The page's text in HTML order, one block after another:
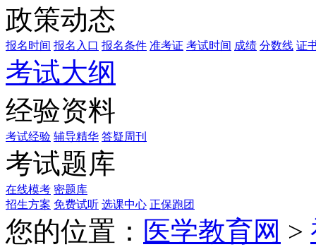
政策动态
报名时间 报名入口 报名条件 准考证 考试时间 成绩 分数线 证
考试大纲
经验资料
考试经验 辅导精华 答疑周刊
考试题库
在线模考 密题库
招生方案 免费试听 选课中心 正保跑团
您的位置： 医学教育网 >